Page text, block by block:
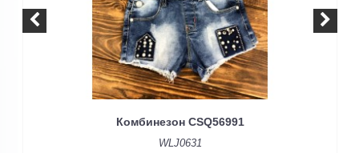
Комбинезон CSQ56991
WLJ0631